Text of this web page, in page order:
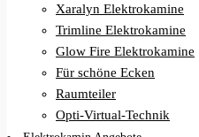
Xaralyn Elektrokamine
Trimline Elektrokamine
Glow Fire Elektrokamine
Für schöne Ecken
Raumteiler
Opti-Virtual-Technik